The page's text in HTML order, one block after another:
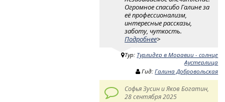
Огромное спасибо Галине за
её профессионализм,
интересные рассказы,
заботу, чуткость.
Подробнее>
Тур: Турлидер в Моравии - солнце
Аустерлица
Гид:Галина Добровольская
Софья Зусин и Яков Богатин,
28 сентября 2025